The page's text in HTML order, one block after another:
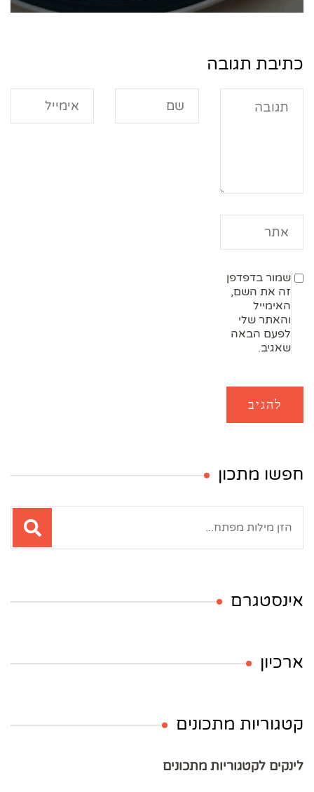
כתיבת תגובה
שמור בדפדפן
זה את השם,
האימייל
והאתר שלי
לפעם הבאה
שאגיב.
חפשו מתכון
אינסטגרם
ארכיון
קטגוריות מתכונים
לינקים לקטגוריות מתכונים